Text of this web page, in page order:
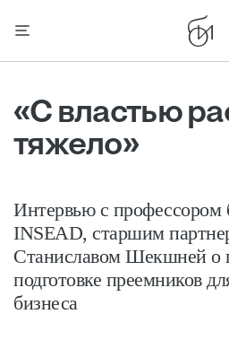
«С властью
тяжело»
Интервью с профессором
INSEAD, старшим
Станиславом Шекшней о
подготовке преемников
бизнеса